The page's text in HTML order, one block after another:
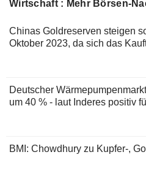
Wirtschaft : Mehr Börsen-
Chinas Goldreserven steigen
Oktober 2023, da sich das
Deutscher
um 40 % - laut Inderes positiv
BMI: Chowdhury zu Kupfer-,